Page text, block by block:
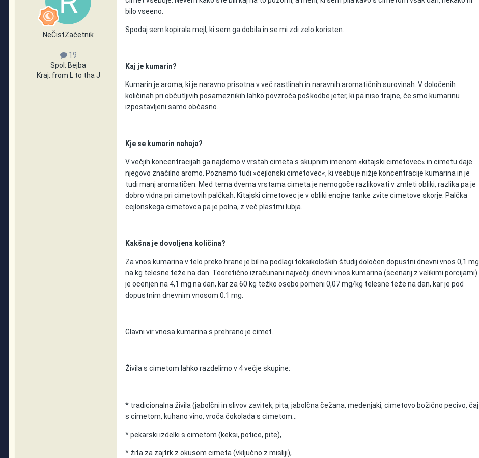
NeČistZačetnik
19
Spol: Bejba
Kraj: from L to tha J
bilo vseeno.
Spodaj sem kopirala mejl, ki sem ga dobila in se mi zdi zelo koristen.
Kaj je kumarin?
Kumarin je aroma, ki je naravno prisotna v več rastlinah in naravnih aromatičnih surovinah. V določenih
količinah pri občutljivih posameznikih lahko povzroča poškodbe jeter, ki pa niso trajne, če smo kumarinu
izpostavljeni samo občasno.
Kje se kumarin nahaja?
V večjih koncentracijah ga najdemo v vrstah cimeta s skupnim imenom »kitajski cimetovec« in cimetu daje
njegovo značilno aromo. Poznamo tudi »cejlonski cimetovec«, ki vsebuje nižje koncentracije kumarina in je
tudi manj aromatičen. Med tema dvema vrstama cimeta je nemogoče razlikovati v zmleti obliki, razlika pa je
dobro vidna pri cimetovih palčkah. Kitajski cimetovec je v obliki enojne tanke zvite cimetove skorje. Palčka
cejlonskega cimetovca pa je polna, z več plastmi lubja.
Kakšna je dovoljena količina?
Za vnos kumarina v telo preko hrane je bil na podlagi toksikoloških študij določen dopustni dnevni vnos 0,1 mg
na kg telesne teže na dan. Teoretično izračunani največji dnevni vnos kumarina (scenarij z velikimi porcijami)
je ocenjen na 4,1 mg na dan, kar za 60 kg težko osebo pomeni 0,07 mg/kg telesne teže na dan, kar je pod
dopustnim dnevnim vnosom 0.1 mg.
Glavni vir vnosa kumarina s prehrano je cimet.
Živila s cimetom lahko razdelimo v 4 večje skupine:
* tradicionalna živila (jabolčni in slivov zavitek, pita, jabolčna čežana, medenjaki, cimetovo božično pecivo, čaj
s cimetom, kuhano vino, vroča čokolada s cimetom…
* pekarski izdelki s cimetom (keksi, potice, pite),
* žita za zajtrk z okusom cimeta (vključno z misliji),